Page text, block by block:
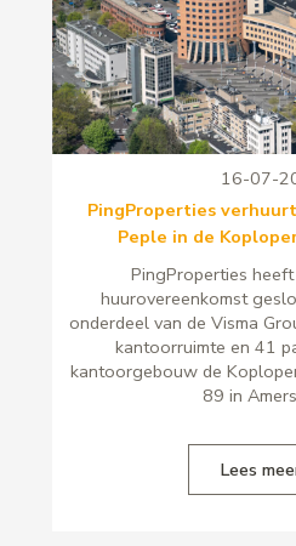
16-07-
PingProperties
Peple in de
PingProperties
huurovereenkomst
onderdeel van de Visma
kantoorruimte en 41
kantoorgebouw de
89 in
Lees